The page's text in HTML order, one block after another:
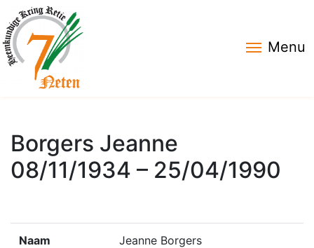
Menu
Borgers Jeanne
08/11/1934 – 25/04/1990
Naam Jeanne Borgers